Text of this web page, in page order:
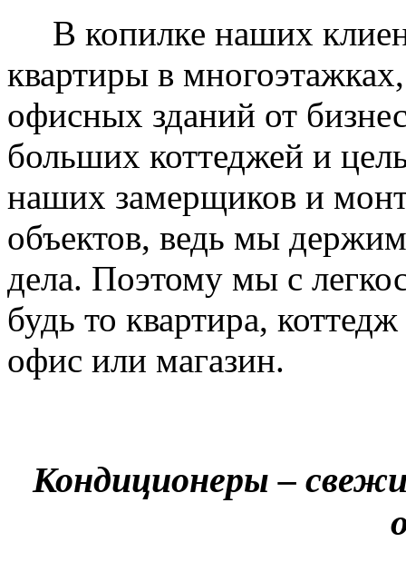
В копилке наших
квартиры в
офисных зданий от
больших коттеджей и
наших замерщиков и
объектов, ведь мы
дела. Поэтому мы с
будь то квартира,
офис или магазин.
Кондиционеры –